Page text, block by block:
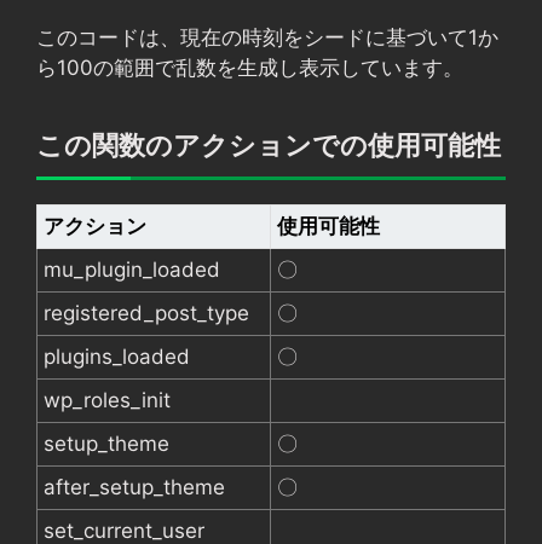
このコードは、現在の時刻をシードに基づいて1か
ら100の範囲で乱数を生成し表示しています。
この関数のアクションでの使用可能性
アクション
使用可能性
mu_plugin_loaded
〇
registered_post_type
〇
plugins_loaded
〇
wp_roles_init
setup_theme
〇
after_setup_theme
〇
set_current_user